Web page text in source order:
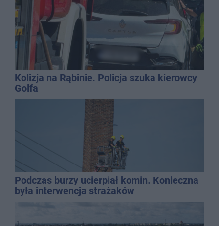
Kolizja na Rąbinie. Policja szuka kierowcy
Golfa
Podczas burzy ucierpiał komin. Konieczna
była interwencja strażaków